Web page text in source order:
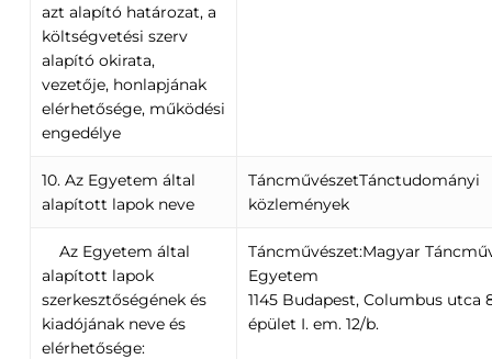
azt alapító határozat, a
költségvetési szerv
alapító okirata,
vezetője, honlapjának
elérhetősége, működési
engedélye
10. Az Egyetem által
alapított lapok neve
TáncművészetTánctudományi
közlemények
Az Egyetem által
alapított lapok
szerkesztőségének és
kiadójának neve és
elérhetősége:
Táncművészet:Magyar
Egyetem
1145 Budapest, Columbus utca
épület I. em. 12/b.